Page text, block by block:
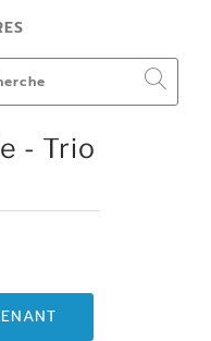
- Trio